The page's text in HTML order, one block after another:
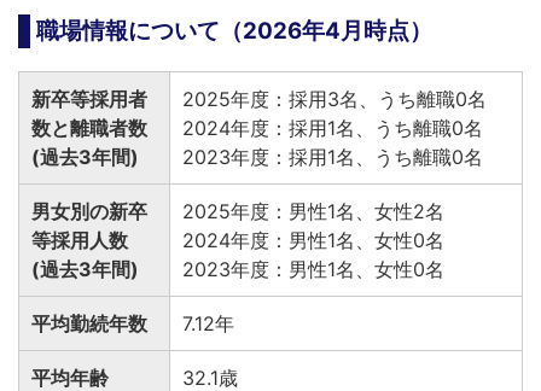
職場情報について（2026年4月時点）
新卒等採用者
数と離職者数
(過去3年間)
2025年度：採用3名、うち離職0名
2024年度：採用1名、うち離職0名
2023年度：採用1名、うち離職0名
男女別の新卒
等採用人数
(過去3年間)
2025年度：男性1名、女性2名
2024年度：男性1名、女性0名
2023年度：男性1名、女性0名
平均勤続年数 7.12年
平均年齢 32.1歳